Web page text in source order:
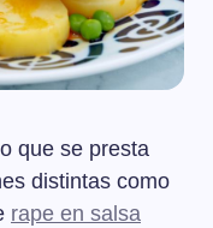
que se presta
distintas como
rape en salsa